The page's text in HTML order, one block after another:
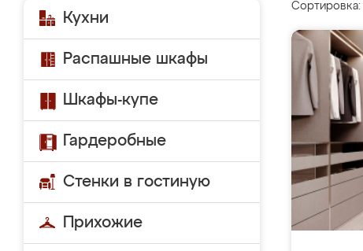
Кухни
Распашные шкафы
Шкафы-купе
Гардеробные
Стенки в гостиную
Прихожие
Сортировка: